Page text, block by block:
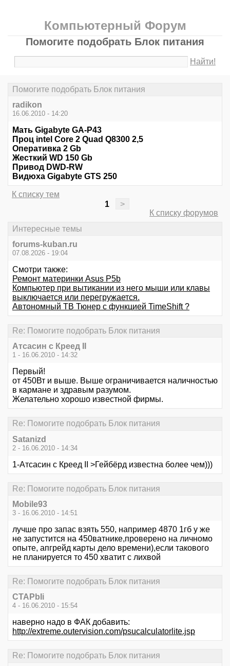
Компьютерный Форум
Помогите подобрать Блок питания
Найти!
Помогите подобрать Блок питания
radikon
16.06.2010 - 14:20
Мать Gigabyte GA-P43
Проц intel Core 2 Quad Q8300 2,5
Оперативка 2 Gb
Жесткий WD 150 Gb
Привод DWD-RW
Видюха Gigabyte GTS 250
К списку тем
1
>
К списку форумов
Интересные темы
forums-kuban.ru
07.08.2026 - 19:04
Смотри также:
Ремонт материнки Asus P5b
Компьютер при вытикании из него мыши или клавы
выключается или перегружается.
Автономный ТВ Тюнер с функцией TimeShift ?
Re: Помогите подобрать Блок питания
Атсасин с Креед II
1 - 16.06.2010 - 14:32
Первый!
от 450Вт и выше. Выше ограничивается наличностью
в кармане и здравым разумом.
Желательно хорошо известной фирмы.
Re: Помогите подобрать Блок питания
Satanizd
2 - 16.06.2010 - 14:34
1-Атсасин с Креед II >Гейбёрд известна более чем)))
Re: Помогите подобрать Блок питания
Mobile93
3 - 16.06.2010 - 14:51
лучше про запас взять 550, например 4870 1гб у же
не запустится на 450ватнике,проверено на личномо
опыте, апгрейд карты дело времени),если такового
не планируется то 450 хватит с лихвой
Re: Помогите подобрать Блок питания
CTAPbIi
4 - 16.06.2010 - 15:54
наверно надо в ФАК добавить:
http://extreme.outervision.com/psucalculatorlite.jsp
Re: Помогите подобрать Блок питания